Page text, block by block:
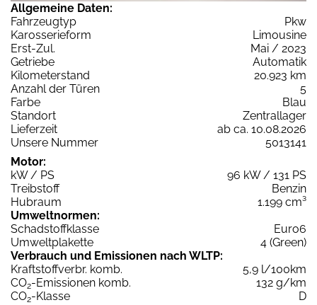
Allgemeine Daten:
Fahrzeugtyp
Pkw
Karosserieform
Limousine
Erst-Zul.
Mai / 2023
Getriebe
Automatik
Kilometerstand
20.923 km
Anzahl der Türen
5
Farbe
Blau
Standort
Zentrallager
Lieferzeit
ab ca. 10.08.2026
Unsere Nummer
5013141
Motor:
kW / PS
96 kW / 131 PS
Treibstoff
Benzin
Hubraum
1.199 cm³
Umweltnormen:
Schadstoffklasse
Euro6
Umweltplakette
4 (Green)
Verbrauch und Emissionen nach WLTP:
Kraftstoffverbr. komb.
5,9 l/100km
CO2-Emissionen komb.
132 g/km
CO2-Klasse
D